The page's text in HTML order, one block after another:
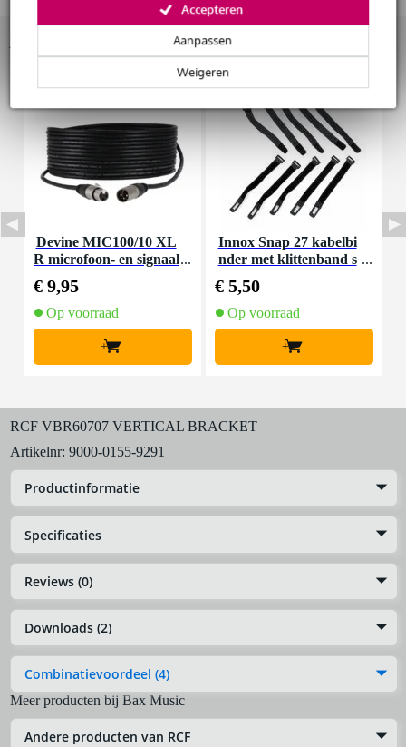
Weigeren
Aanpassen
Accepteren
Devine MIC100/10 XL
R microfoon- en signaal
€ 9,95
Op voorraad
+
Innox Snap 27 kabelbi
nder met klittenband s
€ 5,50
Op voorraad
+
RCF VBR60707 VERTICAL BRACKET
Artikelnr: 9000-0155-9291
Productinformatie
Specificaties
Reviews (0)
Downloads (2)
Combinatievoordeel (4)
Meer producten bij Bax Music
Andere producten van RCF